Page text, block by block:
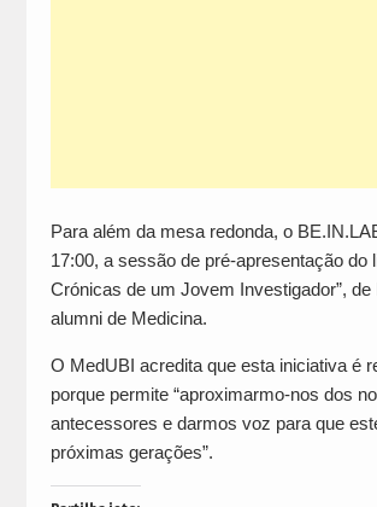
Para além da mesa redonda, o
17:00, a sessão de pré-apresentação do
Crónicas de um Jovem Investigador”, de
alumni de Medicina.
O MedUBI acredita que esta iniciativa é
porque permite “aproximarmo-nos dos
antecessores e darmos voz para que
próximas gerações”.